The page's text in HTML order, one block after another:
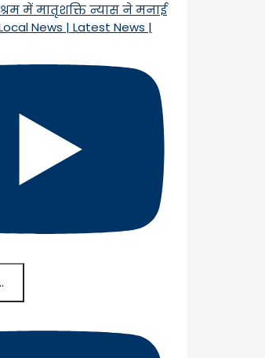
में मातृशक्ति न्यास ने मनाई
News | Latest News |